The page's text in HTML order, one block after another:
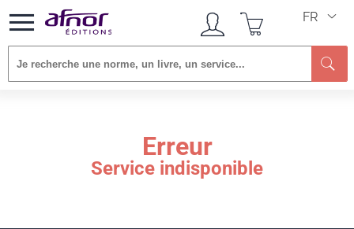
FR
Erreur
Service indisponible